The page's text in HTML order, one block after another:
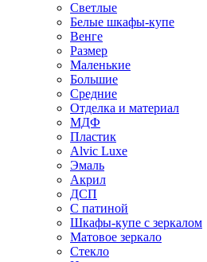
Светлые
Белые шкафы-купе
Венге
Размер
Маленькие
Большие
Средние
Отделка и материал
МДФ
Пластик
Alvic Luxe
Эмаль
Акрил
ДСП
С патиной
Шкафы-купе с зеркалом
Матовое зеркало
Стекло